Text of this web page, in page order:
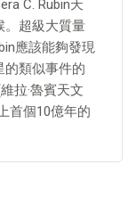
C. Rubin天
。超級大質量
應該能夠發現
的類似事件的
拉·魯賓天文
首個10億年的